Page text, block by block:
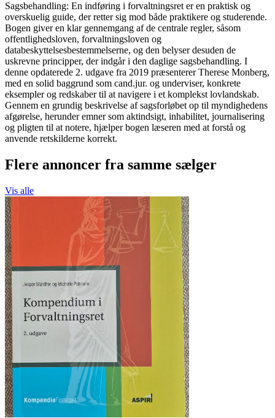
Sagsbehandling: En indføring i forvaltningsret er en praktisk og
overskuelig guide, der retter sig mod både praktikere og studerende.
Bogen giver en klar gennemgang af de centrale regler, såsom
offentlighedsloven, forvaltningsloven og
databeskyttelsesbestemmelserne, og den belyser desuden de
uskrevne principper, der indgår i den daglige sagsbehandling. I
denne opdaterede 2. udgave fra 2019 præsenterer Therese Monberg,
med en solid baggrund som cand.jur. og underviser, konkrete
eksempler og redskaber til at navigere i et komplekst lovlandskab.
Gennem en grundig beskrivelse af sagsforløbet op til myndighedens
afgørelse, herunder emner som aktindsigt, inhabilitet, journalisering
og pligten til at notere, hjælper bogen læseren med at forstå og
anvende retskilderne korrekt.
Flere annoncer fra samme sælger
Vis alle